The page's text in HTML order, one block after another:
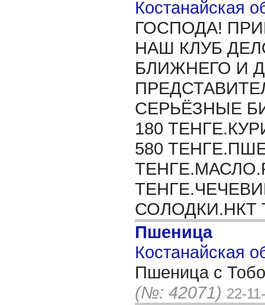
Костанайская
ГОСПОДА!
НАШ КЛУБ
БЛИЖНЕГО И
СЕРЬЁЗНЫЕ
180
580
СОЛОДКИ.НКТ
Пшеница
Костанайская
Пшеница с
(№: 42071) 22-